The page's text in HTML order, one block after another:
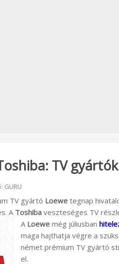
TV
GURU
TV gyártó Loewe tegnap
A Toshiba veszteséges TV
A Loewe még júliusban
maga hajthatja végre a
német prémium TV gyártó
el.